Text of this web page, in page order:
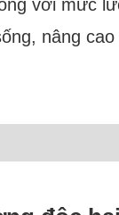
với mức
nâng